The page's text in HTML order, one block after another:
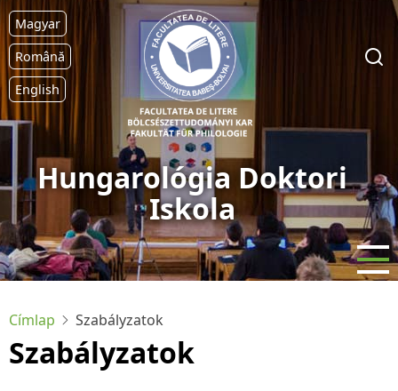
Ugrás
tartalomra
Magyar
Română
English
Hungarológia Doktori
Iskola
Címlap Szabályzatok
Szabályzatok